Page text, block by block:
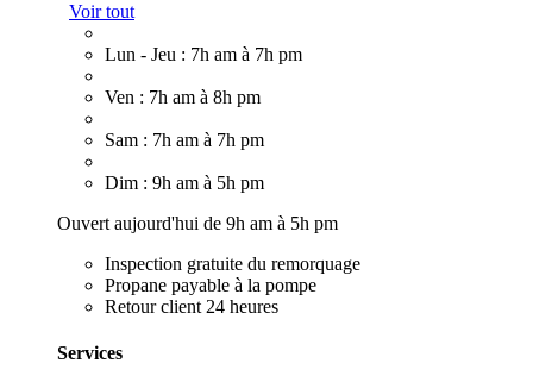
Voir tout
Lun - Jeu : 7h am à 7h pm
Ven : 7h am à 8h pm
Sam : 7h am à 7h pm
Dim : 9h am à 5h pm
Ouvert aujourd'hui de 9h am à 5h pm
Inspection gratuite du remorquage
Propane payable à la pompe
Retour client 24 heures
Services